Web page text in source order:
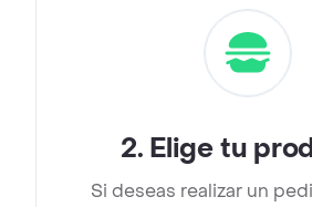
2. Elige tu
Si deseas realizar un